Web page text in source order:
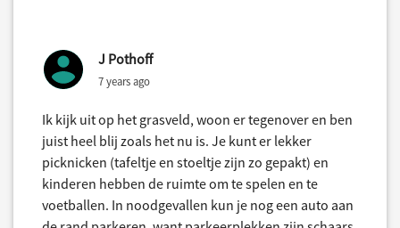
J Pothoff
7 years ago
Ik kijk uit op het grasveld, woon er tegenover en ben
juist heel blij zoals het nu is. Je kunt er lekker
picknicken (tafeltje en stoeltje zijn zo gepakt) en
kinderen hebben de ruimte om te spelen en te
voetballen. In noodgevallen kun je nog een auto aan